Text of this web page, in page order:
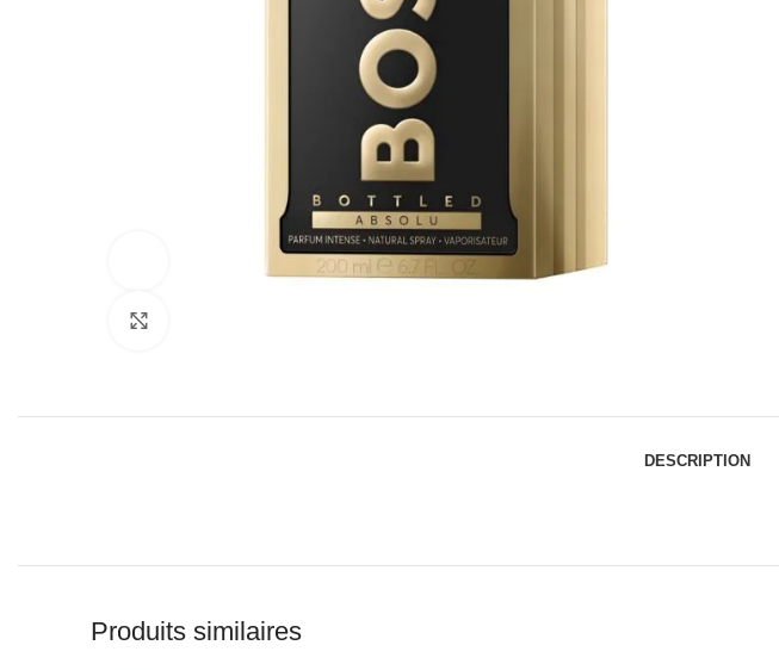
DESCRIPTION
Produits similaires